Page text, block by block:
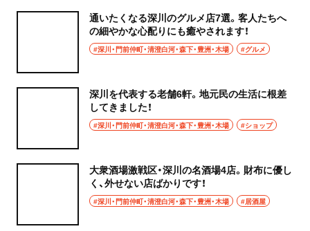
通いたくなる深川のグルメ店7選。客人たちへ
の細やかな心配りにも癒やされます！
#深川・門前仲町・清澄白河・森下・豊洲・木場 #グルメ
深川を代表する老舗6軒。地元民の生活に根差
してきました！
#深川・門前仲町・清澄白河・森下・豊洲・木場 #ショップ
大衆酒場激戦区・深川の名酒場4店。財布に優し
く、外せない店ばかりです！
#深川・門前仲町・清澄白河・森下・豊洲・木場 #居酒屋